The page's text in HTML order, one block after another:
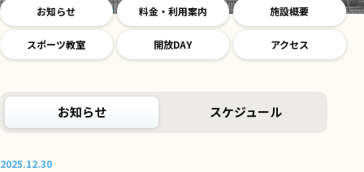
お知らせ 料金・利用案内 施設概要
スポーツ教室 開放DAY アクセス
お知らせ スケジュール
2025.12.30